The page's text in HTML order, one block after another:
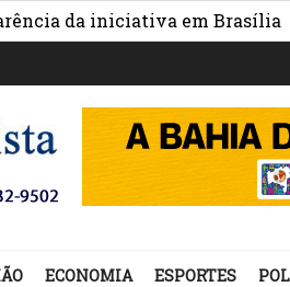
da iniciativa em Brasília »
ECONOMIA ESPORTES